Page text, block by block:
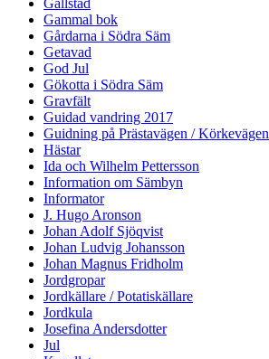
Gällstad
Gammal bok
Gårdarna i Södra Säm
Getavad
God Jul
Gökotta i Södra Säm
Gravfält
Guidad vandring 2017
Guidning på Prästavägen / Körkevägen
Hästar
Ida och Wilhelm Pettersson
Information om Sämbyn
Informator
J. Hugo Aronson
Johan Adolf Sjöqvist
Johan Ludvig Johansson
Johan Magnus Fridholm
Jordgropar
Jordkällare / Potatiskällare
Jordkula
Josefina Andersdotter
Jul